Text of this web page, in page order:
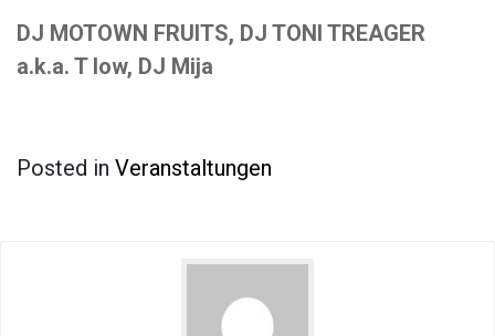
DJ MOTOWN FRUITS, DJ TONI TREAGER
a.k.a. T low, DJ Mija
Posted in Veranstaltungen